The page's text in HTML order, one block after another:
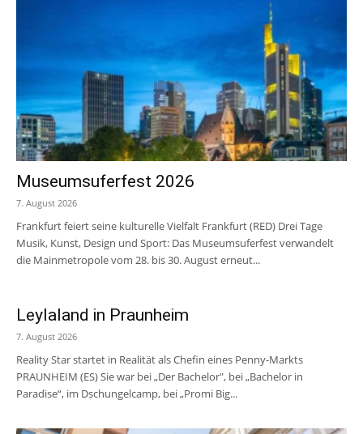
Museumsuferfest 2026
7. August 2026
Frankfurt feiert seine kulturelle Vielfalt Frankfurt (RED) Drei Tage
Musik, Kunst, Design und Sport: Das Museumsuferfest verwandelt
die Mainmetropole vom 28. bis 30. August erneut...
Leylaland in Praunheim
7. August 2026
Reality Star startet in Realität als Chefin eines Penny-Markts
PRAUNHEIM (ES) Sie war bei „Der Bachelor", bei „Bachelor in
Paradise“, im Dschungelcamp, bei „Promi Big...